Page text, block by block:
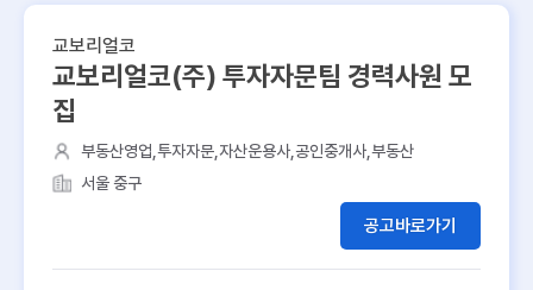
교보리얼코
교보리얼코(주) 투자자문팀 경력사원 모
집
부동산영업,투자자문,자산운용사,공인중개사,부동산
서울 중구
공고바로가기